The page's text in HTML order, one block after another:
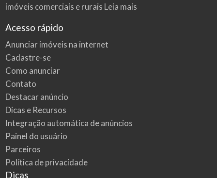
imóveis comerciais e rurais Leia mais
Acesso rápido
Anunciar imóveis na internet
Cadastre-se
Como anunciar
Contato
Destacar anúncio
Dicas e Recursos
Integração automática de anúncios
Painel do usuário
Parceiros
Política de privacidade
Dicas